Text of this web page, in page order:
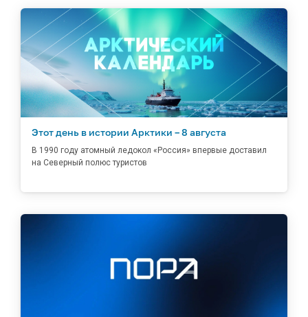
Этот день в истории Арктики – 8 августа
В 1990 году атомный ледокол «Россия» впервые доставил
на Северный полюс туристов